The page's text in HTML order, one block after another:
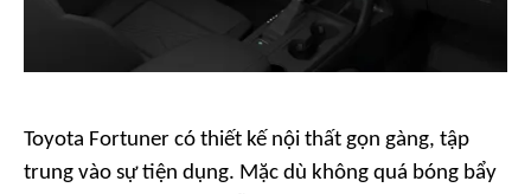
Toyota Fortuner có thiết kế nội thất gọn gàng, tập
trung vào sự tiện dụng. Mặc dù không quá bóng bẩy